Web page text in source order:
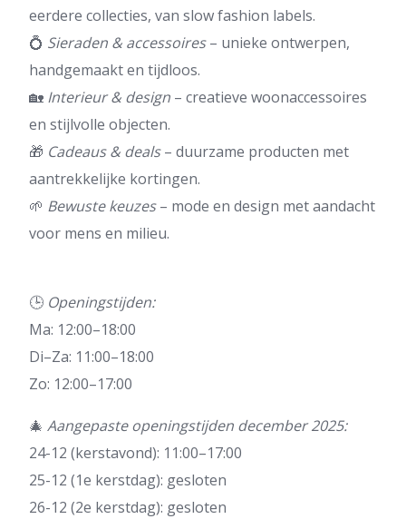
eerdere collecties, van slow fashion labels.
💍 Sieraden & accessoires– unieke ontwerpen,
handgemaakt en tijdloos.
🏡 Interieur & design – creatieve woonaccessoires
en stijlvolle objecten.
🎁 Cadeaus & deals– duurzame producten met
aantrekkelijke kortingen.
🌱 Bewuste keuzes– mode en design met aandacht
voor mens en milieu.
🕒 Openingstijden:
Ma: 12:00–18:00
Di–Za: 11:00–18:00
Zo: 12:00–17:00
🎄 Aangepaste openingstijden december 2025:
24-12 (kerstavond): 11:00–17:00
25-12 (1e kerstdag): gesloten
26-12 (2e kerstdag): gesloten